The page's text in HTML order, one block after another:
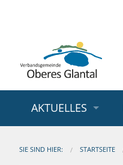
AKTUELLES
SIE SIND HIER: STARTSEITE